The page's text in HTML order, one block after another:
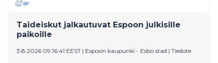
Taideiskut jalkautuvat Espoon julkisille
paikoille
3.8.2026 09:16:41 EEST | Espoon kaupunki - Esbo stad | Tiedote